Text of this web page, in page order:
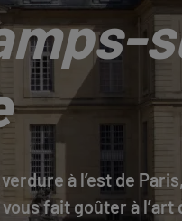
à l’est de
fait goûter à l’art